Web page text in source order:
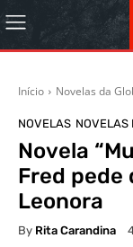
Início Novelas da
NOVELAS NOVELAS
Novela
Fred pede
Leonora
By Rita Carandina